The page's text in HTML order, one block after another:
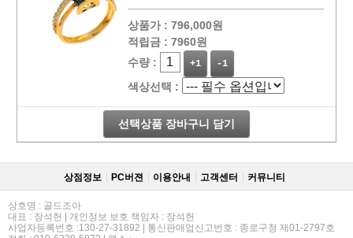
상품가 : 796,000원
적립금 : 7960원
수량 :
+1 -1
색상선택 :
선택상품 장바구니 담기
상점정보 PC버젼 이용안내 고객센터 커뮤니티
상호명 : 골드조아
대표 : 장석헌 | 개인정보 보호 책임자 : 장석헌
사업자등록번호 :130-27-31892 | 통신판매업신고번호 : 종로구청 제01-2797호